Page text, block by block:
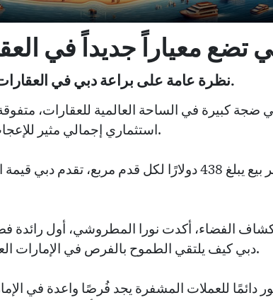
تضع معياراً جديداً في
نظرة عامة على براعة دبي في العقارات، ومبادراتها الرائدة، والتقدم الاجتماعي.
ضجة كبيرة في الساحة العالمية للعقارات،
استثماري إجمالي مثير للإعجاب بنسبة 7.0٪، وهو الأعلى بين هذه العمالقة.
مع متوسط سعر بيع يبلغ 438 دولارًا لكل قدم
الفضاء، أكدت نورا المطروشي، أول رائدة
دبي كيف يلتقي الطموح بالفرص في الإمارات العربية المتحدة، مُسجلة إنجازات تاريخية للأمة.
دائمًا للعملات المشفرة يجد فُرصًا واعدة في